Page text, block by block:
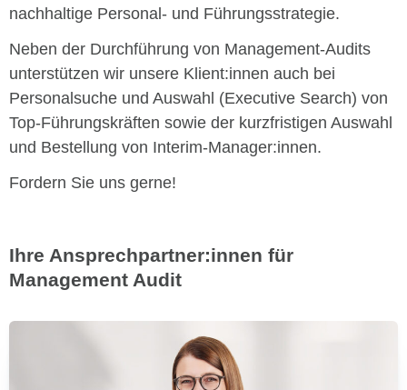
nachhaltige Personal- und Führungsstrategie.
Neben der Durchführung von Management-Audits
unterstützen wir unsere Klient:innen auch bei
Personalsuche und Auswahl (Executive Search) von
Top-Führungskräften sowie der kurzfristigen Auswahl
und Bestellung von Interim-Manager:innen.
Fordern Sie uns gerne!
Ihre Ansprechpartner:innen für
Management Audit